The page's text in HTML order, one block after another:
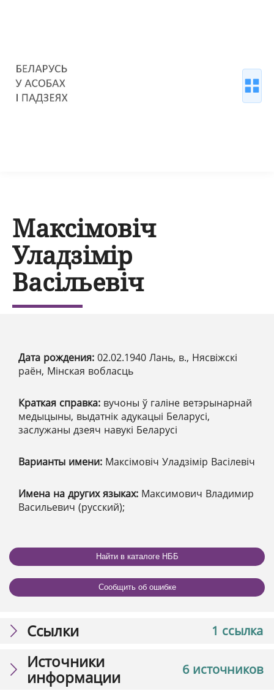
Максімовіч
Уладзімір
Васільевіч
Дата рождения: 02.02.1940 Лань, в., Нясвіжскі
раён, Мінская вобласць
Краткая справка: вучоны ў галіне ветэрынарнай
медыцыны, выдатнік адукацыі Беларусі,
заслужаны дзеяч навукі Беларусі
Варианты имени: Максімовіч Уладзімір Васілевіч
Имена на других языках: Максимович Владимир
Васильевич (русский);
Найти в каталоге НББ
Сообщить об ошибке
1 ссылка
Ссылки
6 источников
Источники
информации